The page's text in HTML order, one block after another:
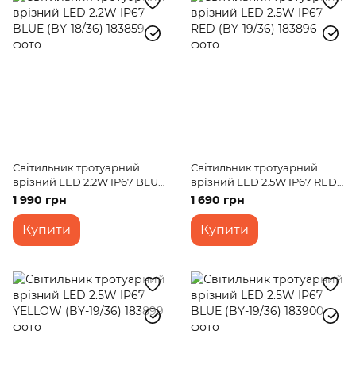
Світильник тротуарний
врізний LED 2.2W IP67 BLUE
(BY-18/36)
1 990 грн
Купити
Світильник тротуарний
врізний LED 2.5W IP67 RED
(BY-19/36)
1 690 грн
Купити